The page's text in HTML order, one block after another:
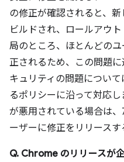
の修正が確認されると、
ビルドされ、ロールアウ
局のところ、ほとんどの
正されるため、この問題
キュリティの問題について
るポリシーに沿って対応
が悪用されている場合は
ーザーに修正をリリースす
Q. Chrome のリリースが